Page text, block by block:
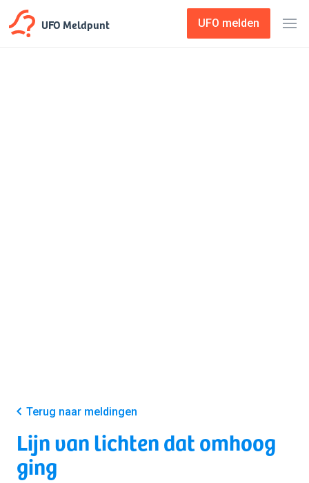
UFO Meldpunt UFO melden
Terug naar meldingen
Lijn van lichten dat omhoog
ging